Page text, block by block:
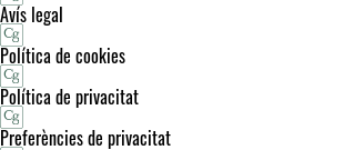
Avís legal
Política de cookies
Política de privacitat
Preferències de privacitat